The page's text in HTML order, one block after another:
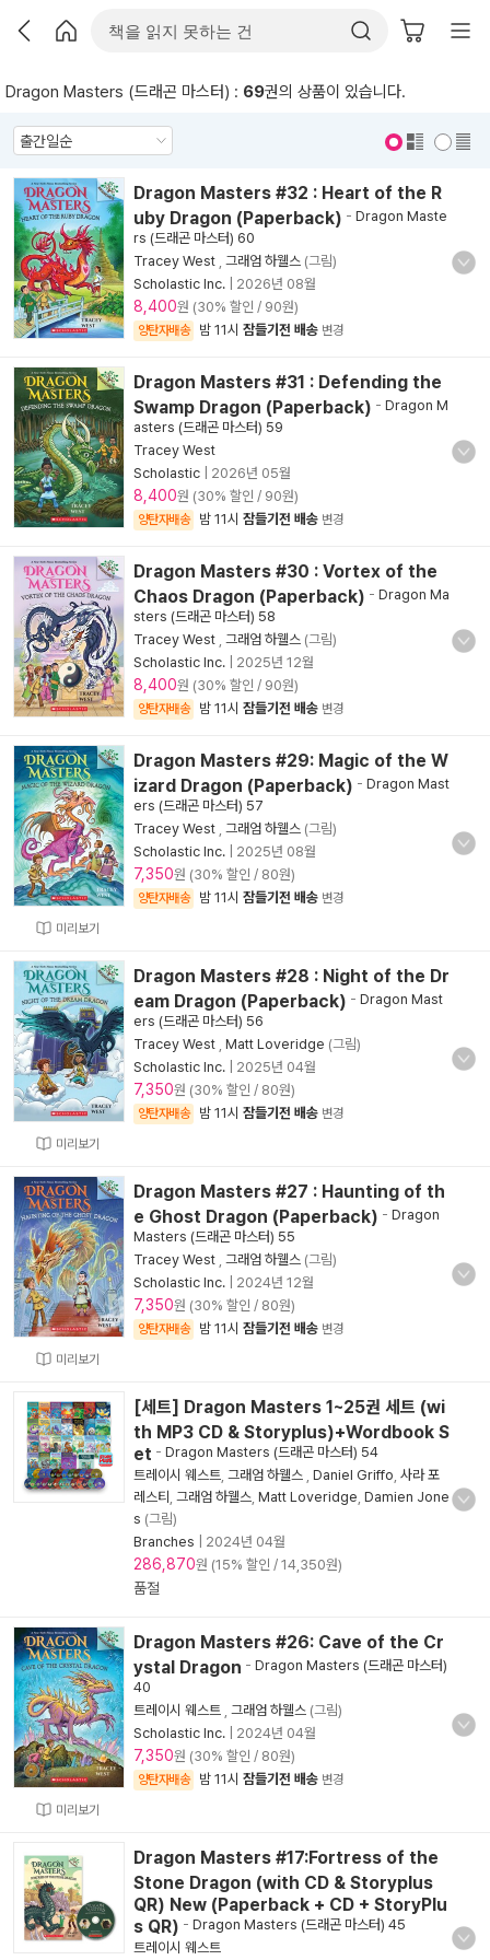
Dragon Masters (드래곤 마스터) : 69권의 상품이 있습니다.
Dragon Masters #32 : Heart of the R
uby Dragon (Paperback) - Dragon Maste
rs (드래곤 마스터) 60
Tracey West 그래엄 하웰스 (그림)
Scholastic Inc.
2026년 08월
8,400원 (30% 할인 / 90원)
양탄자배송 밤 11시 잠들기전 배송 변경
Dragon Masters #31 : Defending the
Swamp Dragon (Paperback) - Dragon M
asters (드래곤 마스터) 59
Tracey West
Scholastic
2026년 05월
8,400원 (30% 할인 / 90원)
양탄자배송 밤 11시 잠들기전 배송 변경
Dragon Masters #30 : Vortex of the
Chaos Dragon (Paperback) - Dragon Ma
sters (드래곤 마스터) 58
Tracey West 그래엄 하웰스 (그림)
Scholastic Inc.
2025년 12월
8,400원 (30% 할인 / 90원)
양탄자배송 밤 11시 잠들기전 배송 변경
미리보기
Dragon Masters #29: Magic of the W
izard Dragon (Paperback) - Dragon Mast
ers (드래곤 마스터) 57
Tracey West 그래엄 하웰스 (그림)
Scholastic Inc.
2025년 08월
7,350원 (30% 할인 / 80원)
양탄자배송 밤 11시 잠들기전 배송 변경
미리보기
Dragon Masters #28 : Night of the Dr
eam Dragon (Paperback) - Dragon Mast
ers (드래곤 마스터) 56
Tracey West Matt Loveridge (그림)
Scholastic Inc.
2025년 04월
7,350원 (30% 할인 / 80원)
양탄자배송 밤 11시 잠들기전 배송 변경
미리보기
Dragon Masters #27 : Haunting of th
e Ghost Dragon (Paperback) - Dragon
Masters (드래곤 마스터) 55
Tracey West 그래엄 하웰스 (그림)
Scholastic Inc.
2024년 12월
7,350원 (30% 할인 / 80원)
양탄자배송 밤 11시 잠들기전 배송 변경
[세트] Dragon Masters 1~25권 세트 (wi
th MP3 CD & Storyplus)+Wordbook S
et - Dragon Masters (드래곤 마스터) 54
트레이시 웨스트 그래엄 하웰스 Daniel Griffo 사라 포
레스티 그래엄 하웰스 Matt Loveridge Damien Jone
s (그림)
Branches
2024년 04월
286,870원 (15% 할인 / 14,350원)
품절
미리보기
Dragon Masters #26: Cave of the Cr
ystal Dragon - Dragon Masters (드래곤 마스터)
40
트레이시 웨스트 그래엄 하웰스 (그림)
Scholastic Inc.
2024년 04월
7,350원 (30% 할인 / 80원)
양탄자배송 밤 11시 잠들기전 배송 변경
Dragon Masters #17:Fortress of the
Stone Dragon (with CD & Storyplus
QR) New (Paperback + CD + StoryPlu
s QR) - Dragon Masters (드래곤 마스터) 45
트레이시 웨스트